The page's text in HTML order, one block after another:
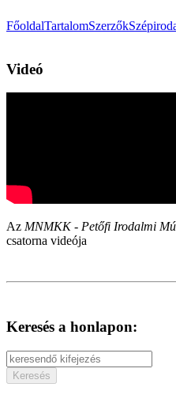
FőoldalTartalomSzerzők
Videó
Az MNMKK - Petőfi Irodalmi
csatorna videója
Keresés a honlapon: